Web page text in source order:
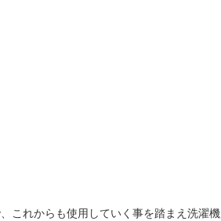
これからも使用していく事を踏まえ洗濯